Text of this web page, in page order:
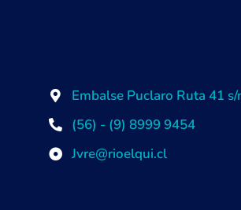
Embalse Puclaro Ruta 41
(56) - (9) 8999 9454
Jvre@rioelqui.cl